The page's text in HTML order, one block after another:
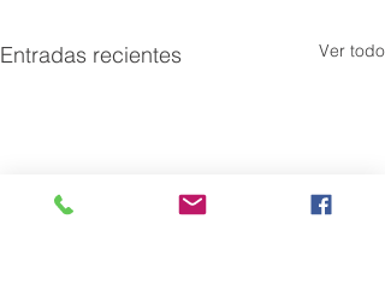
Entradas recientes Ver todo